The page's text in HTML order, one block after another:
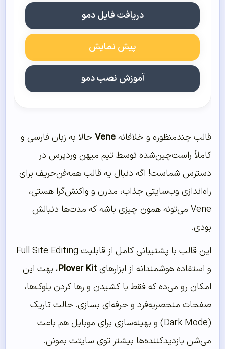
دریافت فایل دمو
پیش نمایش
آموزش نصب دمو
قالب چندمنظوره و خلاقانهVene حالا به زبان فارسی و
کاملاً راست‌چین‌شده توسط تیم میهن وردپرس در
دسترس شماست! اگه دنبال یه قالب همه‌فن‌حریف برای
راه‌اندازی وب‌سایتی جذاب، مدرن و واکنش‌گرا هستی،
Vene می‌تونه همون چیزی باشه که مدت‌ها دنبالش
بودی.
این قالب با پشتیبانی کامل از قابلیت Full Site Editing
و استفاده هوشمندانه از ابزارهایPlover Kit، بهت این
امکان رو می‌ده که فقط با کشیدن و رها کردن بلوک‌ها،
صفحات منحصر‌به‌فرد و حرفه‌ای بسازی. حالت تاریک
(Dark Mode) و بهینه‌سازی برای موبایل هم باعث
می‌شن بازدیدکننده‌ها بیشتر توی سایتت بمونن.